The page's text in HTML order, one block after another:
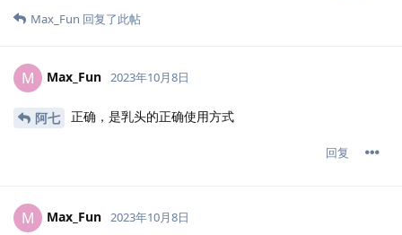
Max_Fun 回复了此帖
M Max_Fun 2023年10月8日
阿七 正确，是乳头的正确使用方式
回复
M Max_Fun 2023年10月8日